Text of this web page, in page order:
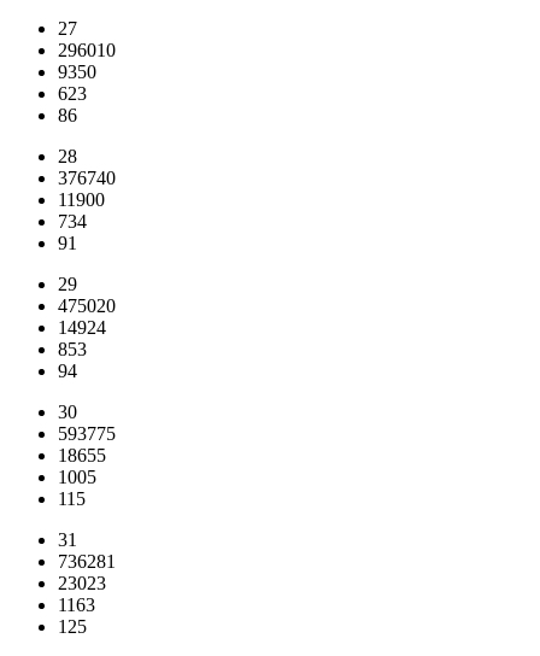
27
296010
9350
623
86
28
376740
11900
734
91
29
475020
14924
853
94
30
593775
18655
1005
115
31
736281
23023
1163
125